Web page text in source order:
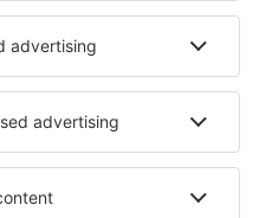
Hoteluri Varsag
în Iron Mountain